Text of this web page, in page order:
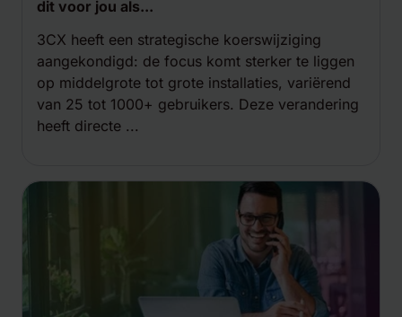
dit voor jou als...
3CX heeft een strategische koerswijziging
aangekondigd: de focus komt sterker te liggen
op middelgrote tot grote installaties, variërend
van 25 tot 1000+ gebruikers. Deze verandering
heeft directe ...